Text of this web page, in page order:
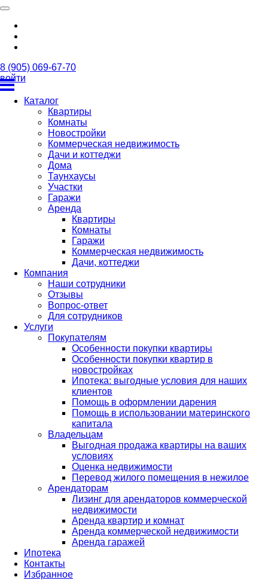
8 (905) 069-67-70
войти
Каталог
Квартиры
Комнаты
Новостройки
Коммерческая недвижимость
Дачи и коттеджи
Дома
Таунхаусы
Участки
Гаражи
Аренда
Квартиры
Комнаты
Гаражи
Коммерческая недвижимость
Дачи, коттеджи
Компания
Наши сотрудники
Отзывы
Вопрос-ответ
Для сотрудников
Услуги
Покупателям
Особенности покупки квартиры
Особенности покупки квартир в
новостройках
Ипотека: выгодные условия для наших
клиентов
Помощь в оформлении дарения
Помощь в использовании материнского
капитала
Владельцам
Выгодная продажа квартиры на ваших
условиях
Оценка недвижимости
Перевод жилого помещения в нежилое
Арендаторам
Лизинг для арендаторов коммерческой
недвижимости
Аренда квартир и комнат
Аренда коммерческой недвижимости
Аренда гаражей
Ипотека
Контакты
Избранное